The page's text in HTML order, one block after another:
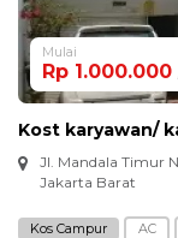
Mulai
Rp 1.000.000
Kost karyawan/
Jl. Mandala Timur
Jakarta Barat
Kos Campur AC